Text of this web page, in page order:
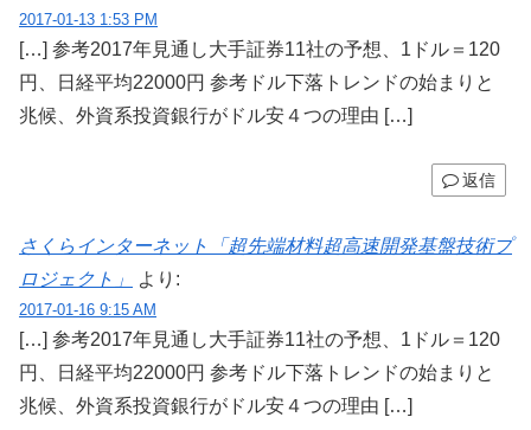
2017-01-13 1:53 PM
[…] 参考2017年見通し大手証券11社の予想、1ドル＝120
円、日経平均22000円 参考ドル下落トレンドの始まりと
兆候、外資系投資銀行がドル安４つの理由 […]
返信
さくらインターネット「超先端材料超高速開発基盤技術プ
ロジェクト」
より:
2017-01-16 9:15 AM
[…] 参考2017年見通し大手証券11社の予想、1ドル＝120
円、日経平均22000円 参考ドル下落トレンドの始まりと
兆候、外資系投資銀行がドル安４つの理由 […]